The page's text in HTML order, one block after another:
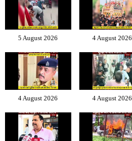
5 August 2026 4 August 2026
4 August 2026 4 August 2026